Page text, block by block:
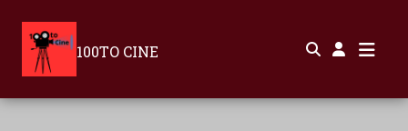
100TO CINE